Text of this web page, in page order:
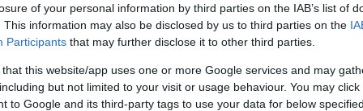
of your personal information by third parties on the IAB’s list of
This information may also be disclosed by us to third parties on the
Participants that may further disclose it to other third parties.
that this website/app uses one or more Google services and may
but not limited to your visit or usage behaviour. You may
to Google and its third-party tags to use your data for below
που δημιούργησαν οι φίλου του Ολυμπιακού
οι φίλαθλοι βοήθησαν τους Πειραιώτες με τη